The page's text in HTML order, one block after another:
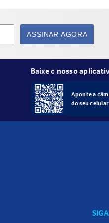
Se necessário, faça ajustes
ASSINAR AGORA
Baixe o nosso
Aponte a
do seu celular